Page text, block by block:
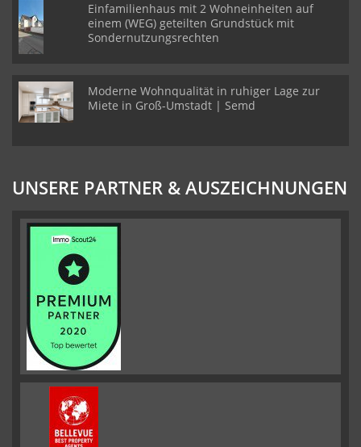
Einfamilienhaus mit 2 Wohneinheiten auf
einem (WEG) geteilten Grundstück mit
Sondernutzungsrechten
Moderne Wohnqualität in ruhiger Lage zur
Miete in Groß-Umstadt | Semd
UNSERE PARTNER & AUSZEICHNUNGEN